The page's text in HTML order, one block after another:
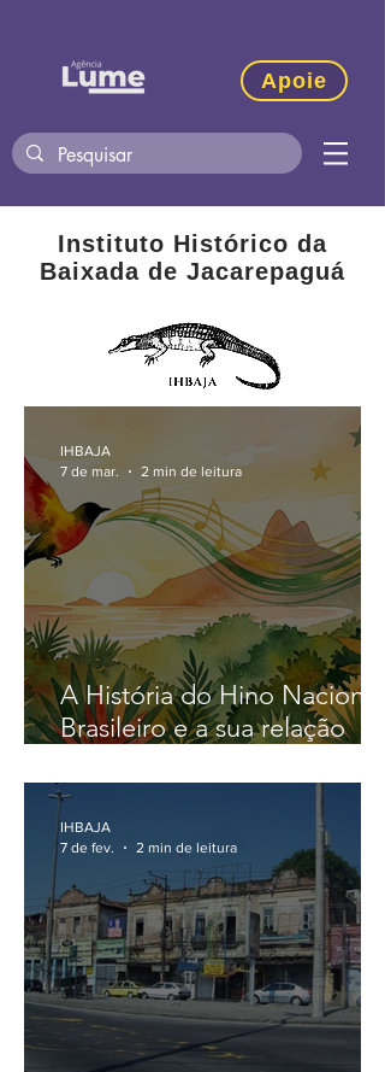
Apoie
Instituto Histórico da
Baixada de Jacarepaguá
A História do Hino Nacional
Brasileiro e a sua relação
IHBAJA
7 de mar.
2 min de leitura
IHBAJA
7 de fev.
2 min de leitura